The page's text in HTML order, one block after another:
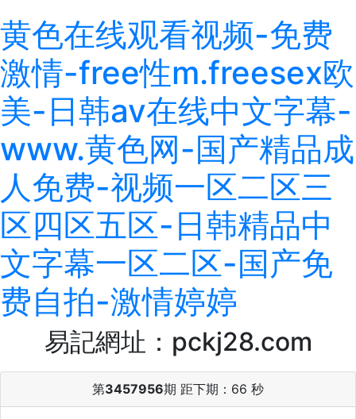
黄色在线观看视频-免费
激情-free性m.freesex欧
美-日韩av在线中文字幕-
www.黄色网-国产精品成
人免费-视频一区二区三
区四区五区-日韩精品中
文字幕一区二区-国产免
费自拍-激情婷婷
易記網址：pckj28.com
第3457956期 距下期： 66 秒